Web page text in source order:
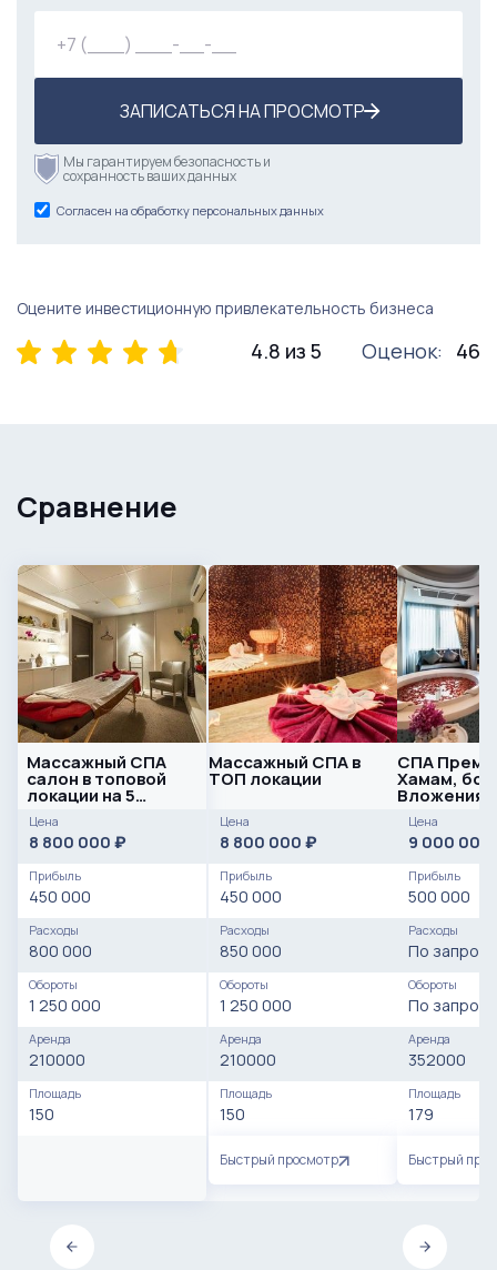
ЗАПИСАТЬСЯ НА ПРОСМОТР
Мы гарантируем безопасность и
сохранность ваших данных
Согласен на обработку персональных данных
Оцените инвестиционную привлекательность бизнеса
4.8 из 5 Оценок: 46
Сравнение
Массажный СПА
салон в топовой
локации на 5
кабинетов
Цена
8 800 000 ₽
Прибыль
450 000
Расходы
800 000
Обороты
1 250 000
Аренда
210000
Площадь
150
Массажный СПА в
ТОП локации
Цена
8 800 000 ₽
Прибыль
450 000
Расходы
850 000
Обороты
1 250 000
Аренда
210000
Площадь
150
Быстрый просмотр
СПА
Хамам,
Вложения
Цена
9 000 000
Прибыль
500 000
Расходы
По запросу
Обороты
По запросу
Аренда
352000
Площадь
179
Быстрый